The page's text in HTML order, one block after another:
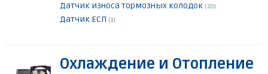
Датчик износа тормозных колодок (20)
Датчик ЕСП (1)
Охлаждение и Отопление